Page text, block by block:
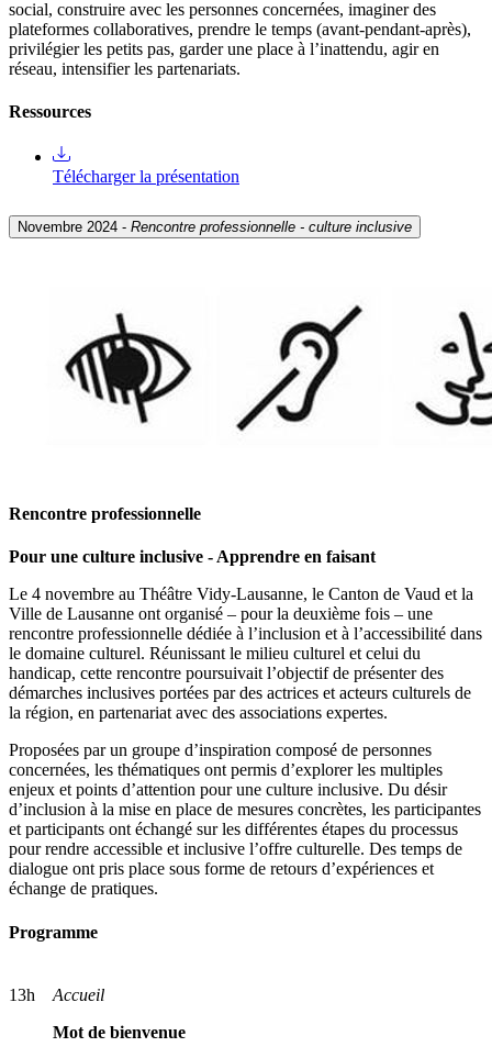
social, construire avec les personnes concernées, imaginer des
plateformes collaboratives, prendre le temps (avant-pendant-après),
privilégier les petits pas, garder une place à l’inattendu, agir en
réseau, intensifier les partenariats.
Ressources
Télécharger la présentation
Novembre 2024 - Rencontre professionnelle - culture inclusive
Rencontre professionnelle
Pour une culture inclusive - Apprendre en faisant
Le 4 novembre au Théâtre Vidy-Lausanne, le Canton de Vaud et la
Ville de Lausanne ont organisé – pour la deuxième fois – une
rencontre professionnelle dédiée à l’inclusion et à l’accessibilité dans
le domaine culturel. Réunissant le milieu culturel et celui du
handicap, cette rencontre poursuivait l’objectif de présenter des
démarches inclusives portées par des actrices et acteurs culturels de
la région, en partenariat avec des associations expertes.
Proposées par un groupe d’inspiration composé de personnes
concernées, les thématiques ont permis d’explorer les multiples
enjeux et points d’attention pour une culture inclusive. Du désir
d’inclusion à la mise en place de mesures concrètes, les participantes
et participants ont échangé sur les différentes étapes du processus
pour rendre accessible et inclusive l’offre culturelle. Des temps de
dialogue ont pris place sous forme de retours d’expériences et
échange de pratiques.
Programme
13h Accueil
Mot de bienvenue